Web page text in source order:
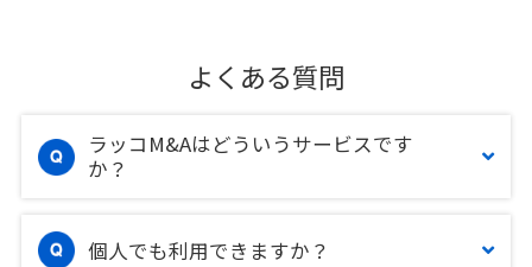
よくある質問
ラッコM&Aはどういうサービスです
か？
個人でも利用できますか？